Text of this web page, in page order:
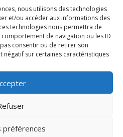
nous utilisons des technologies
et/ou accéder aux informations des
technologies nous permettra de
de navigation ou les ID
consentir ou de retirer son
négatif sur certaines caractéristiques
préférences
du mois
en ligne